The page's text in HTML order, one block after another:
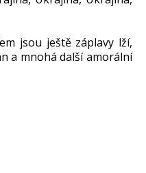
jsou ještě záplavy lží,
a mnohá další amorální